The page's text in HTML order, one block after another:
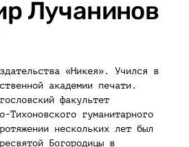
Лучанинов
«Никея». Учился в
академии печати.
факультет
Тихоновского гуманитарного
нескольких лет был
Богородицы в